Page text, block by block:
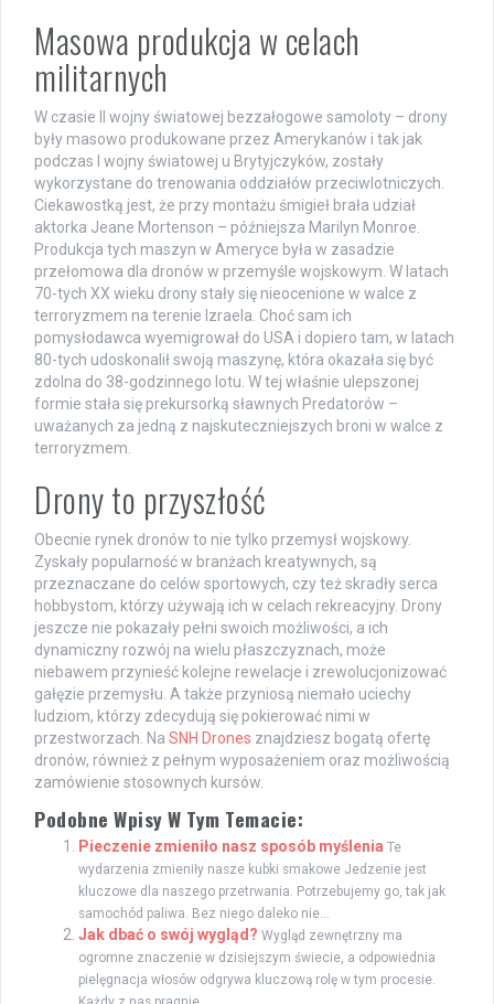
Masowa produkcja w celach
militarnych
W czasie II wojny światowej bezzałogowe samoloty – drony
były masowo produkowane przez Amerykanów i tak jak
podczas I wojny światowej u Brytyjczyków, zostały
wykorzystane do trenowania oddziałów przeciwlotniczych.
Ciekawostką jest, że przy montażu śmigieł brała udział
aktorka Jeane Mortenson – późniejsza Marilyn Monroe.
Produkcja tych maszyn w Ameryce była w zasadzie
przełomowa dla dronów w przemyśle wojskowym. W latach
70-tych XX wieku drony stały się nieocenione w walce z
terroryzmem na terenie Izraela. Choć sam ich
pomysłodawca wyemigrował do USA i dopiero tam, w latach
80-tych udoskonalił swoją maszynę, która okazała się być
zdolna do 38-godzinnego lotu. W tej właśnie ulepszonej
formie stała się prekursorką sławnych Predatorów –
uważanych za jedną z najskuteczniejszych broni w walce z
terroryzmem.
Drony to przyszłość
Obecnie rynek dronów to nie tylko przemysł wojskowy.
Zyskały popularność w branżach kreatywnych, są
przeznaczane do celów sportowych, czy też skradły serca
hobbystom, którzy używają ich w celach rekreacyjny. Drony
jeszcze nie pokazały pełni swoich możliwości, a ich
dynamiczny rozwój na wielu płaszczyznach, może
niebawem przynieść kolejne rewelacje i zrewolucjonizować
gałęzie przemysłu. A także przyniosą niemało uciechy
ludziom, którzy zdecydują się pokierować nimi w
przestworzach. Na SNH Drones znajdziesz bogatą ofertę
dronów, również z pełnym wyposażeniem oraz możliwością
zamówienie stosownych kursów.
Podobne Wpisy W Tym Temacie:
Pieczenie zmieniło nasz sposób myślenia Te
wydarzenia zmieniły nasze kubki smakowe Jedzenie jest
kluczowe dla naszego przetrwania. Potrzebujemy go, tak jak
samochód paliwa. Bez niego daleko nie...
Jak dbać o swój wygląd? Wygląd zewnętrzny ma
ogromne znaczenie w dzisiejszym świecie, a odpowiednia
pielęgnacja włosów odgrywa kluczową rolę w tym procesie.